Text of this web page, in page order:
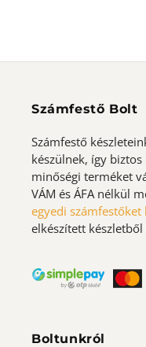
Számfestő Bolt
Számfestő
készülnek, így
minőségi terméket
VÁM és ÁFA nélkül
egyedi számfestőket
elkészített
Boltunkról